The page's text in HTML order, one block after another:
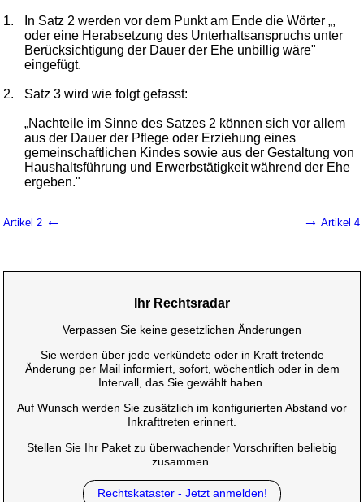
wird in 5 Vorschriften zitiert
1.
In Satz 2 werden vor dem Punkt am Ende die Wörter „,
oder eine Herabsetzung des Unterhaltsanspruchs unter
Berücksichtigung der Dauer der Ehe unbillig wäre"
eingefügt.
2. Satz 3 wird wie folgt gefasst:
„Nachteile im Sinne des Satzes 2 können sich vor allem
aus der Dauer der Pflege oder Erziehung eines
gemeinschaftlichen Kindes sowie aus der Gestaltung von
Haushaltsführung und Erwerbstätigkeit während der Ehe
ergeben."
Artikel 2 ← → Artikel 4
Ihr Rechtsradar
Verpassen Sie keine gesetzlichen Änderungen
Sie werden über jede verkündete oder in Kraft tretende
Änderung per Mail informiert, sofort, wöchentlich oder in dem
Intervall, das Sie gewählt haben.
Auf Wunsch werden Sie zusätzlich im konfigurierten Abstand vor
Inkrafttreten erinnert.
Stellen Sie Ihr Paket zu überwachender Vorschriften beliebig
zusammen.
Rechtskataster - Jetzt anmelden!